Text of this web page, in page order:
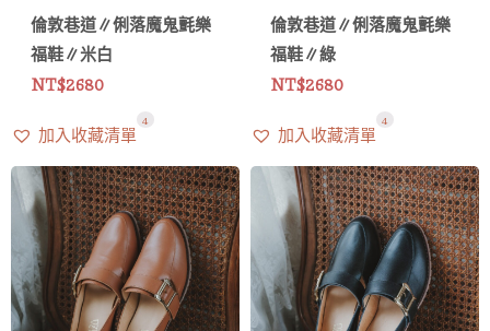
倫敦巷道∥俐落魔鬼氈樂
福鞋∥米白
NT$2680
加入收藏清單
4
倫敦巷道∥俐落魔鬼氈樂
福鞋∥綠
NT$2680
加入收藏清單
4